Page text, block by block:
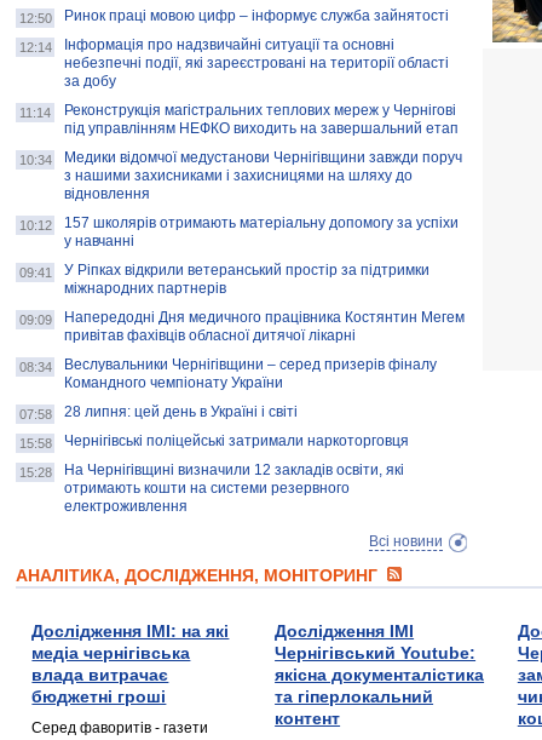
12:50 Ринок праці мовою цифр – інформує служба зайнятості
12:14
Інформація про надзвичайні ситуації та основні
небезпечні події, які зареєстровані на території області
за добу
11:14
Реконструкція магістральних теплових мереж у Чернігові
під управлінням НЕФКО виходить на завершальний етап
10:34
Медики відомчої медустанови Чернігівщини завжди поруч
з нашими захисниками і захисницями на шляху до
відновлення
10:12
157 школярів отримають матеріальну допомогу за успіхи
у навчанні
09:41
У Ріпках відкрили ветеранський простір за підтримки
міжнародних партнерів
09:09
Напередодні Дня медичного працівника Костянтин Мегем
привітав фахівців обласної дитячої лікарні
08:34
Веслувальники Чернігівщини – серед призерів фіналу
Командного чемпіонату України
07:58 28 липня: цей день в Україні і світі
15:58 Чернігівські поліцейські затримали наркоторговця
15:28
На Чернігівщині визначили 12 закладів освіти, які
отримають кошти на системи резервного
електроживлення
Всі новини
АНАЛІТИКА, ДОСЛІДЖЕННЯ, МОНІТОРИНГ
Дослідження ІМІ: на які
медіа чернігівська
влада витрачає
бюджетні гроші
Серед фаворитів - газети
Дослідження ІМІ
Чернігівський Youtube:
якісна документалістика
та гіперлокальний
контент